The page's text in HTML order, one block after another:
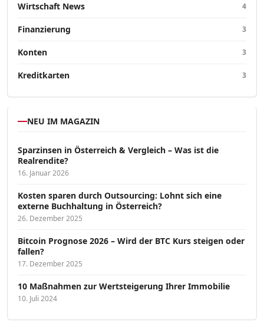
Wirtschaft News 4
Finanzierung 3
Konten 3
Kreditkarten 3
NEU IM MAGAZIN
Sparzinsen in Österreich & Vergleich – Was ist die
Realrendite?
16. Januar 2026
Kosten sparen durch Outsourcing: Lohnt sich eine
externe Buchhaltung in Österreich?
26. Dezember 2025
Bitcoin Prognose 2026 – Wird der BTC Kurs steigen oder
fallen?
17. Dezember 2025
10 Maßnahmen zur Wertsteigerung Ihrer Immobilie
10. Juli 2024